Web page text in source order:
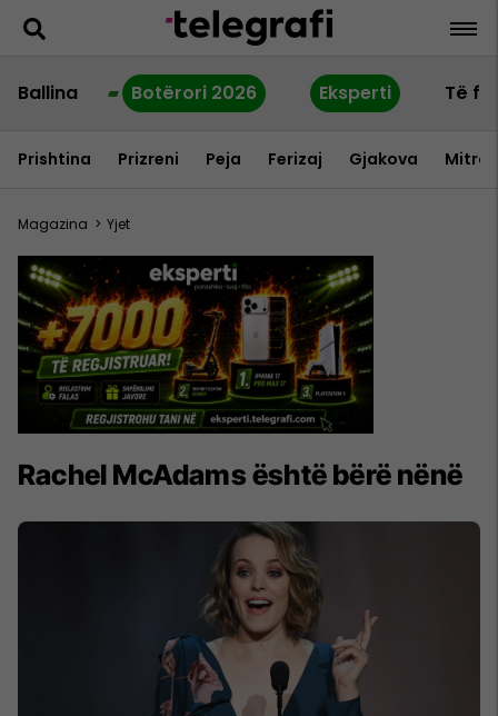
Ballina Botërori 2026 Eksperti Të
Prishtina Prizreni Peja Ferizaj Gjakova
Magazina > Yjet
Rachel McAdams është bërë nënë